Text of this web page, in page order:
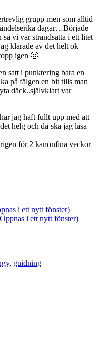
grupp men som alltid
dagar…Började
så vi var strandsatta i ett litet
klarade av det helt ok
igen 🙂
satt i punktering bara en
på fälgen en bit tills man
däck..självklart var
jag haft fullt upp med att
helg och då ska jag låsa
för 2 kanonfina veckor
i ett nytt fönster)
i ett nytt fönster)
, guidning